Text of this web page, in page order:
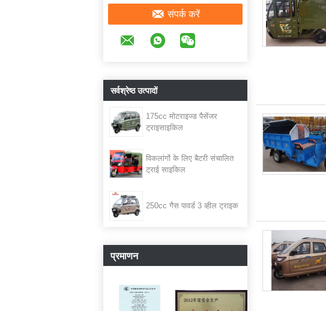
संपर्क करें
सर्वश्रेष्ठ उत्पादों
175cc मोटराइज्ड पैसेंजर
ट्राइसाइकिल
विकलांगों के लिए बैटरी संचालित
ट्राई साइकिल
250cc गैस पावर्ड 3 व्हील ट्राइक
प्रमाणन